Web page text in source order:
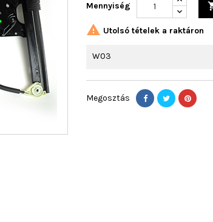
Mennyiség
 Utolsó tételek a raktáron
W03
Megosztás